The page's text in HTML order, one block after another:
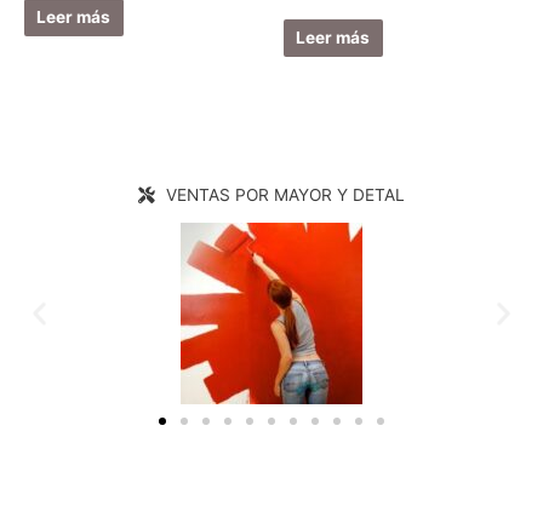
Leer más
Leer más
VENTAS POR MAYOR Y DETAL